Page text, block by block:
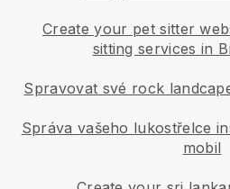
Create your pet sitter
sitting services in
Spravovat své rock
Správa vašeho lukostřelce
mobil